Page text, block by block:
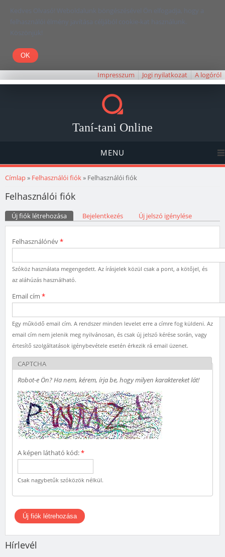
Kedves Olvasó! Weboldalunk böngészésével Ön elfogadja, hogy a
felhasználói élmény javítása céljából cookie-kat használunk.
Köszönjük!
Impresszum Jogi nyilatkozat A logóról
Taní-tani Online
MENU
Jelenlegi hely
Címlap» Felhasználói fiók» Felhasználói fiók
Felhasználói fiók
Elsődleges fülek
Új fiók létrehozása (aktív fül)Bejelentkezés Új jelszó igénylése
Felhasználónév*
Szóköz használata megengedett. Az írásjelek közül csak a pont, a kötőjel, és
az aláhúzás használható.
Email cím *
Egy működő email cím. A rendszer minden levelet erre a címre fog küldeni. Az
email cím nem jelenik meg nyilvánosan, és csak új jelszó kérése során, vagy
értesítő szolgáltatások igénybevétele esetén érkezik rá email üzenet.
CAPTCHA
Robot-e Ön? Ha nem, kérem, írja be, hogy milyen karaktereket lát!
A képen látható kód:*
Csak nagybetűk szóközök nélkül.
Hírlevél